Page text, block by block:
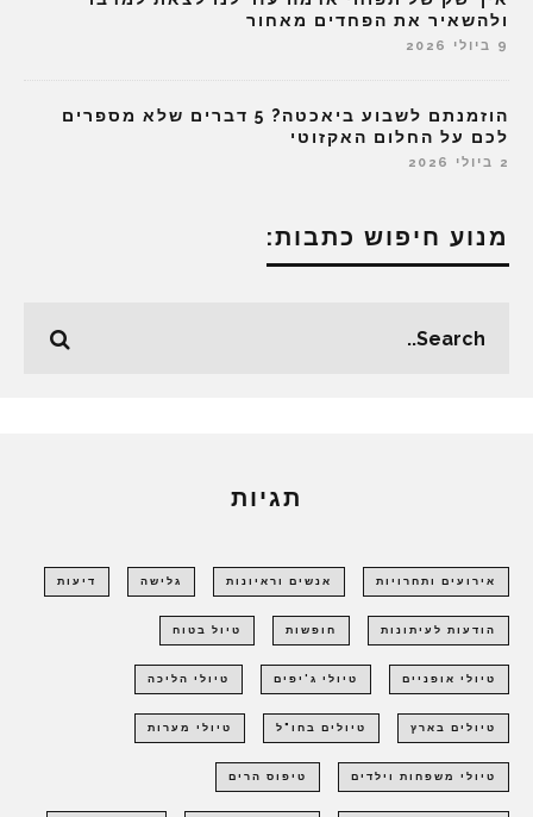
ולהשאיר את הפחדים מאחור
9 ביולי 2026
הוזמנתם לשבוע ביאכטה? 5 דברים שלא מספרים
לכם על החלום האקזוטי
2 ביולי 2026
מנוע חיפוש כתבות:
תגיות
אירועים ותחרויות אנשים וראיונות גלישה דיעות
הודעות לעיתונות חופשות טיול בטוח
טיולי אופניים טיולי ג'יפים טיולי הליכה
טיולים בארץ טיולים בחו"ל טיולי מערות
טיולי משפחות וילדים טיפוס הרים